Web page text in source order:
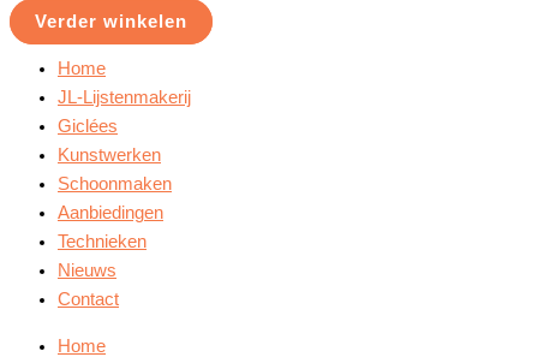
Verder winkelen
Home
JL-Lijstenmakerij
Giclées
Kunstwerken
Schoonmaken
Aanbiedingen
Technieken
Nieuws
Contact
Home